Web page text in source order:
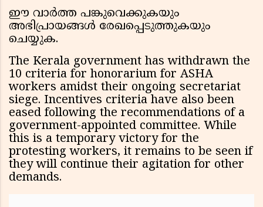
ഈ വാർത്ത പങ്കുവെക്കുകയും
അഭിപ്രായങ്ങൾ രേഖപ്പെടുത്തുകയും
ചെയ്യുക.
The Kerala government has withdrawn the
10 criteria for honorarium for ASHA
workers amidst their ongoing secretariat
siege. Incentives criteria have also been
eased following the recommendations of a
government-appointed committee. While
this is a temporary victory for the
protesting workers, it remains to be seen if
they will continue their agitation for other
demands.